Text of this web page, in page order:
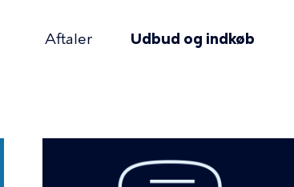
Aftaler Udbud og indkøb